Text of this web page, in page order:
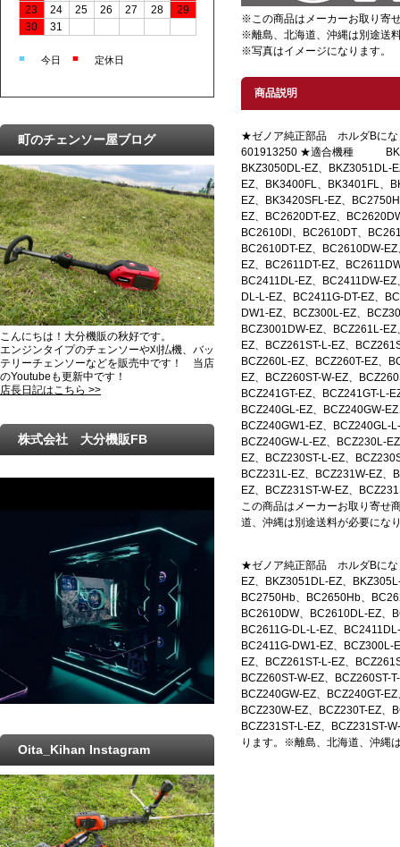
※この商品はメーカーお取り寄
※離島、北海道、沖縄は別途送
※写真はイメージになります。
商品説明
★ゼノア純正部品 ホルダB
601913250 ★適合機種
BKZ3050DL-EZ、BKZ3051DL-
EZ、BK3400FL、BK3401FL、
EZ、BK3420SFL-EZ、
EZ、BC2620DT-EZ、
BC2610Dl、BC2610DT、
BC2610DT-EZ、BC2610DW-
EZ、BC2611DT-EZ、
BC2411DL-EZ、BC2411DW-
DL-L-EZ、BC2411G-DT-EZ、
DW1-EZ、BCZ300L-EZ、
BCZ3001DW-EZ、BCZ261L-
EZ、BCZ261ST-L-EZ、
BCZ260L-EZ、BCZ260T-EZ、
EZ、BCZ260ST-W-EZ、
BCZ241GT-EZ、BCZ241GT-L-
BCZ240GL-EZ、BCZ240GW-
BCZ240GW1-EZ、BCZ240GL-
BCZ240GW-L-EZ、BCZ230L-
EZ、BCZ230ST-L-EZ、
BCZ231L-EZ、BCZ231W-EZ、
EZ、BCZ231ST-W-EZ、
この商品はメーカーお取り寄せ
道、沖縄は別途送料が必要にな
★ゼノア純正部品 ホルダB
EZ、BKZ3051DL-EZ、
BC2750Hb、BC2650Hb、
BC2610DW、BC2610DL-EZ、
BC2611G-DL-L-EZ、
BC2411G-DW1-EZ、
EZ、BCZ261ST-L-EZ、
BCZ260ST-W-EZ、BCZ260ST-
BCZ240GW-EZ、BCZ240GT-
BCZ230W-EZ、BCZ230T-EZ、
BCZ231ST-L-EZ、BCZ231ST-
ります。※離島、北海道、沖縄
23
24 25 26 27 28
29
30
31
■ 今日 ■ 定休日
町のチェンソー屋ブログ
こんにちは！大分機販の秋好です。
エンジンタイプのチェンソーや刈払機、バッ
テリーチェンソーなどを販売中です！ 当店
のYoutubeも更新中です！
店長日記はこちら >>
株式会社 大分機販FB
Oita_Kihan Instagram